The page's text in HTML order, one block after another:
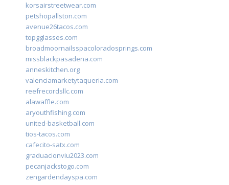
korsairstreetwear.com
petshopallston.com
avenue26tacos.com
topgglasses.com
broadmoornailsspacoloradosprings.com
missblackpasadena.com
anneskitchen.org
valenciamarketytaqueria.com
reefrecordsllc.com
alawaffle.com
aryouthfishing.com
united-basketball.com
tios-tacos.com
cafecito-satx.com
graduacionviu2023.com
pecanjackstogo.com
zengardendayspa.com